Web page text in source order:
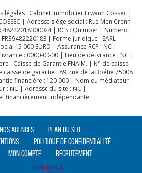
légales : Cabinet Immobilier Erwann Cossec |
| Adresse siège social : Rue Men Crenn -
48222018300024 | RCS : Quimper | Numero
| Forme juridique : SARL
: 5 000 EURO | Assurance RCP : NC |
: 0000-00-00 | Lieu de délivrance : NC |
: Caisse de Garantie FNAIM. | N° de caisse
caisse de garantie : 89, rue de la Boétie 75008
financière : 120 000 | Nom du médiateur :
: NC | Adresse du site : NC |
financièrement indépendante
Nos agences
Plan du site
Politique de confidentialité
Mon compte Recrutement